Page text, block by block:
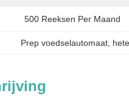
500 Reeksen Per Maand
Prep voedselautomaat